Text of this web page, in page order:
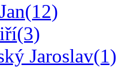
(12)
(3)
Jaroslav(1)